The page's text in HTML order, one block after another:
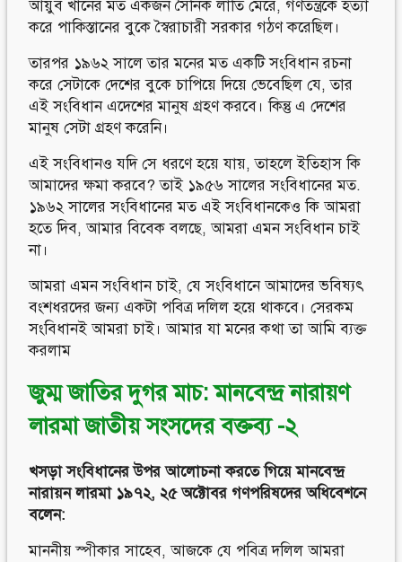
আয়ুব খানের মত একজন সৈনিক লাতি মেরে, গণতন্ত্রকে হত্যা
করে পাকিস্তানের বুকে স্বৈরাচারী সরকার গঠণ করেছিল।
তারপর ১৯৬২ সালে তার মনের মত একটি সংবিধান রচনা
করে সেটাকে দেশের বুকে চাপিয়ে দিয়ে ভেবেছিল যে, তার
এই সংবিধান এদেশের মানুষ গ্রহণ করবে। কিন্তু এ দেশের
মানুষ সেটা গ্রহণ করেনি।
এই সংবিধানও যদি সে ধরণে হয়ে যায়, তাহলে ইতিহাস কি
আমাদের ক্ষমা করবে? তাই ১৯৫৬ সালের সংবিধানের মত.
১৯৬২ সালের সংবিধানের মত এই সংবিধানকেও কি আমরা
হতে দিব, আমার বিবেক বলছে, আমরা এমন সংবিধান চাই
না।
আমরা এমন সংবিধান চাই, যে সংবিধানে আমাদের ভবিষ্যৎ
বংশধরদের জন্য একটা পবিত্র দলিল হয়ে থাকবে। সেরকম
সংবিধানই আমরা চাই। আমার যা মনের কথা তা আমি ব্যক্ত
করলাম
জুম্ম জাতির দুগর মাচ: মানবেন্দ্র নারায়ণ
লারমা জাতীয় সংসদের বক্তব্য -২
খসড়া সংবিধানের উপর আলোচনা করতে গিয়ে মানবেন্দ্র
নারায়ন লারমা ১৯৭২, ২৫ অক্টোবর গণপরিষদের অধিবেশনে
বলেন:
মাননীয় স্পীকার সাহেব, আজকে যে পবিত্র দলিল আমরা